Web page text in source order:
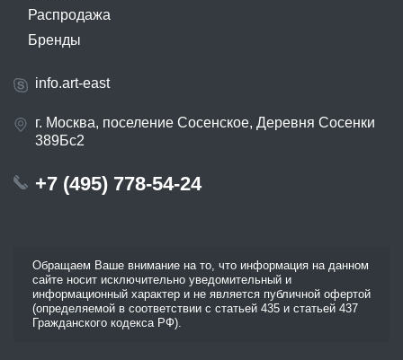
Распродажа
Бренды
info.art-east
г. Москва, поселение Сосенское, Деревня Сосенки
389Бс2
+7 (495) 778-54-24
Обращаем Ваше внимание на то, что информация на данном
сайте носит исключительно уведомительный и
информационный характер и не является публичной офертой
(определяемой в соответствии с статьей 435 и статьей 437
Гражданского кодекса РФ).